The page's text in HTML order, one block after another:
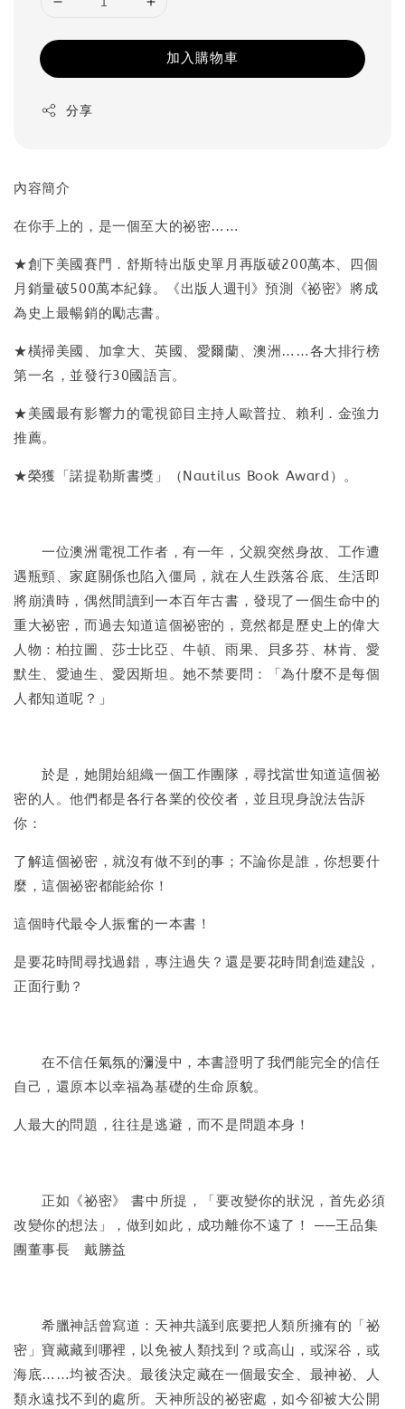
加入購物車
分享
內容簡介
在你手上的，是一個至大的祕密……
★創下美國賽門．舒斯特出版史單月再版破200萬本、四個
月銷量破500萬本紀錄。《出版人週刊》預測《祕密》將成
為史上最暢銷的勵志書。
★橫掃美國、加拿大、英國、愛爾蘭、澳洲……各大排行榜
第一名，並發行30國語言。
★美國最有影響力的電視節目主持人歐普拉、賴利．金強力
推薦。
★榮獲「諾提勒斯書獎」（Nautilus Book Award）。
一位澳洲電視工作者，有一年，父親突然身故、工作遭
遇瓶頸、家庭關係也陷入僵局，就在人生跌落谷底、生活即
將崩潰時，偶然間讀到一本百年古書，發現了一個生命中的
重大祕密，而過去知道這個祕密的，竟然都是歷史上的偉大
人物：柏拉圖、莎士比亞、牛頓、雨果、貝多芬、林肯、愛
默生、愛迪生、愛因斯坦。她不禁要問：「為什麼不是每個
人都知道呢？」
於是，她開始組織一個工作團隊，尋找當世知道這個祕
密的人。他們都是各行各業的佼佼者，並且現身說法告訴
你：
了解這個祕密，就沒有做不到的事；不論你是誰，你想要什
麼，這個祕密都能給你！
這個時代最令人振奮的一本書！
是要花時間尋找過錯，專注過失？還是要花時間創造建設，
正面行動？
在不信任氣氛的瀰漫中，本書證明了我們能完全的信任
自己，還原本以幸福為基礎的生命原貌。
人最大的問題，往往是逃避，而不是問題本身！
正如《祕密》 書中所提，「要改變你的狀況，首先必須
改變你的想法」，做到如此，成功離你不遠了！ ──王品集
團董事長 戴勝益
希臘神話曾寫道：天神共議到底要把人類所擁有的「祕
密」寶藏藏到哪裡，以免被人類找到？或高山，或深谷，或
海底……均被否決。最後決定藏在一個最安全、最神祕、人
類永遠找不到的處所。天神所設的祕密處，如今卻被大公開